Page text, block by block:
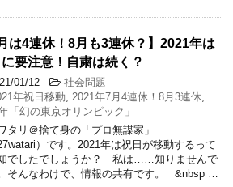
は4連休！8月も3連休？】2021年は
要注意！自粛は続く？
01/12 -社会問題
年祝日移動
2021年7月4連休！8月3連休
「幻の東京オリンピック」
タリ＠捨て身の「プロ無謀家」
）です。2021年は祝日が移動するって
でしたでしょうか？ 私は……知りませんで
そんなわけで、情報の共有です。 &nbsp …